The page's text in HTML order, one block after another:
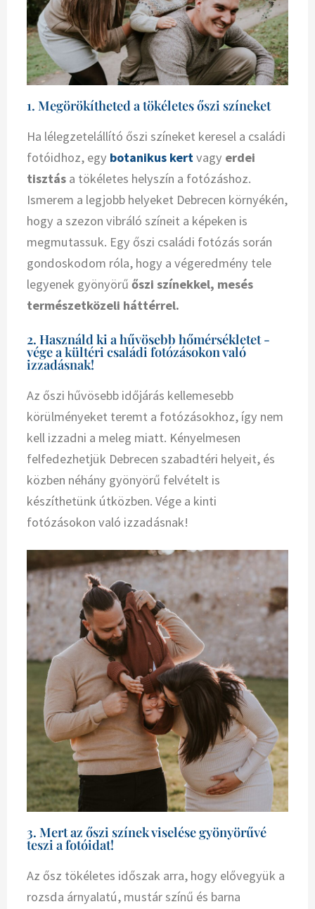
1. Megörökítheted a tökéletes őszi színeket
Ha lélegzetelállító őszi színeket keresel a családi
fotóidhoz, egy botanikus kertvagy erdei
tisztás a tökéletes helyszín a fotózáshoz.
Ismerem a legjobb helyeket Debrecen környékén,
hogy a szezon vibráló színeit a képeken is
megmutassuk. Egy őszi családi fotózás során
gondoskodom róla, hogy a végeredmény tele
legyenek gyönyörűőszi színekkel, mesés
természetközeli háttérrel.
2. Használd ki a hűvösebb hőmérsékletet -
vége a kültéri családi fotózásokon való
izzadásnak!
Az őszi hűvösebb időjárás kellemesebb
körülményeket teremt a fotózásokhoz, így nem
kell izzadni a meleg miatt. Kényelmesen
felfedezhetjük Debrecen szabadtéri helyeit, és
közben néhány gyönyörű felvételt is
készíthetünk útközben. Vége a kinti
fotózásokon való izzadásnak!
3. Mert az őszi színek viselése gyönyörűvé
teszi a fotóidat!
Az ősz tökéletes időszak arra, hogy elővegyük a
rozsda árnyalatú, mustár színű és barna